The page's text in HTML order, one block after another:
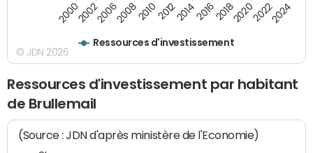
Ressources d'investissement
200020022006200820102012201420162018202020222024
© JDN 2026
Ressources d'investissement par habitant
de Brullemail
(Source : JDN d'après ministère de l'Economie)